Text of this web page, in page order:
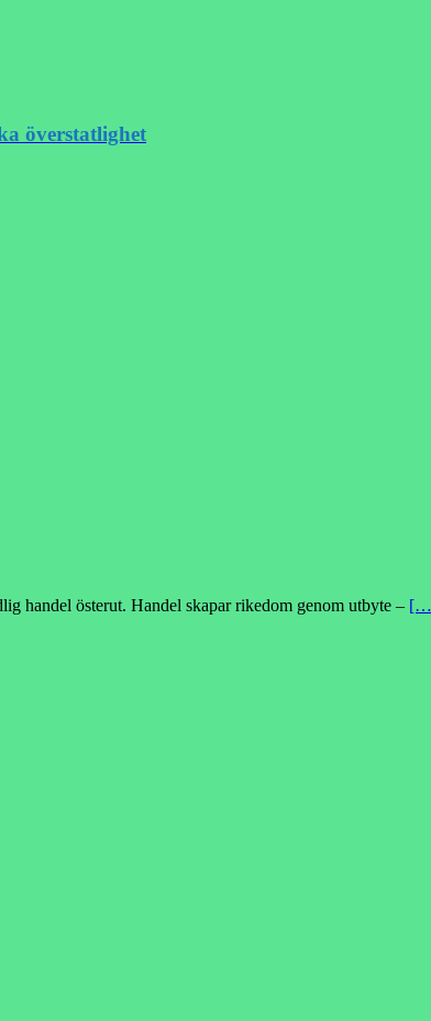
överstatlighet
handel österut. Handel skapar rikedom genom utbyte –